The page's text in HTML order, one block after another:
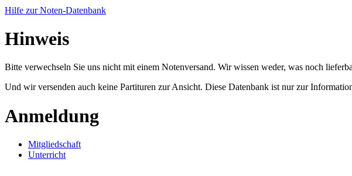
Hilfe zur Noten-Datenbank
Hinweis
Bitte verwechseln Sie uns nicht mit einem Notenversand. Wir wissen weder, was noch
Und wir versenden auch keine Partituren zur Ansicht. Diese Datenbank ist nur zur
Anmeldung
Mitgliedschaft
Unterricht